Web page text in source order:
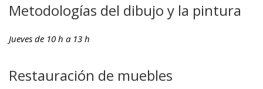
Metodologías del dibujo y la pintura
Jueves de 10 h a 13 h
Restauración de muebles